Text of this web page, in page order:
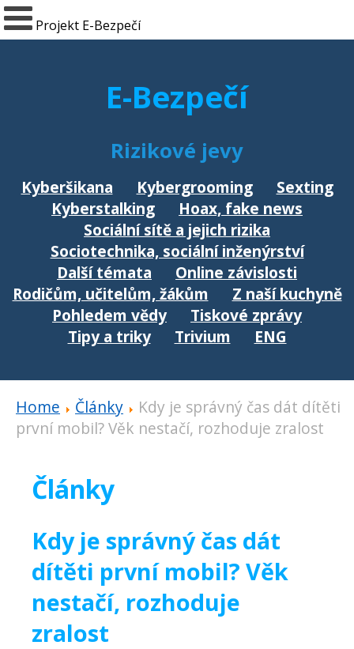
Projekt E-Bezpečí
E-Bezpečí
Rizikové jevy
Kyberšikana Kybergrooming
Sexting
Kyberstalking
Hoax, fake news
Sociální sítě a jejich rizika
Sociotechnika, sociální inženýrství
Další témata
Online závislosti
Rodičům, učitelům, žákům
Z naší kuchyně
Pohledem vědy
Tiskové zprávy
Tipy a triky
Trivium ENG
Home Články
Kdy je správný čas dát dítěti
první mobil? Věk nestačí, rozhoduje zralost
Články
Kdy je správný čas dát
dítěti první mobil? Věk
nestačí, rozhoduje
zralost